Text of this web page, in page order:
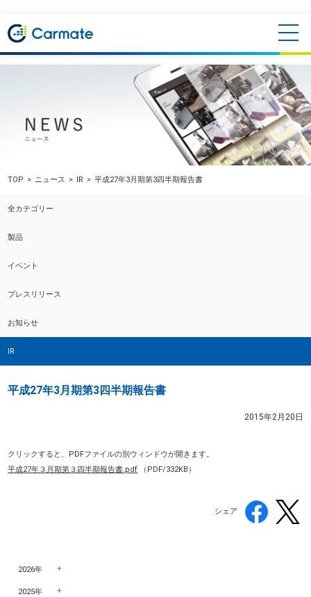
TOP ニュース IR 平成27年3月期第3四半期報告書
全カテゴリー
製品
イベント
プレスリリース
お知らせ
IR
平成27年3月期第3四半期報告書
2015年2月20日
クリックすると、PDFファイルの別ウィンドウが開きます。
平成27年３月期第３四半期報告書.pdf （PDF/332KB）
シェア
2026年
2025年